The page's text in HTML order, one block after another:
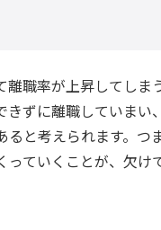
職率が上昇してしま
ずに離職していまい
と考えられます。つ
ていくことが、欠け